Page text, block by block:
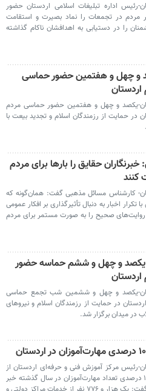
رئیس اداره تبلیغات اسلامی اردستان حضور
مردم در تجمعات را نماد بصیرت و استقامت
را در دستیابی به اهدافشان ناکام گذاشته
و چهل و هفتمین حضور حماسی
یکصد و چهل و هفتمین حضور حماسی مردم
در حمایت از رزمندگان اسلام و تجدید بیعت با
خبرنگاران حقایق را بارها برای مردم
کنند
کارشناس مسائل مذهبی گفت: همان‌گونه که
تکرار اخبار به دنبال تأثیرگذاری بر افکار عمومی
روایت‌های صحیح را به صورت مستمر برای مردم
و چهل و ششم‌ حماسه حضور
یکصد و چهل و ششمین شب تجمع حماسی
در حمایت از رزمندگان اسلام و نیروهای
در میدان برگزار شد.
رئیس مرکز آموزش فنی و حرفه‌ای اردستان از
رشد ۱۰ درصدی تعداد مهارت‌آموزان در سال گذشته خبر